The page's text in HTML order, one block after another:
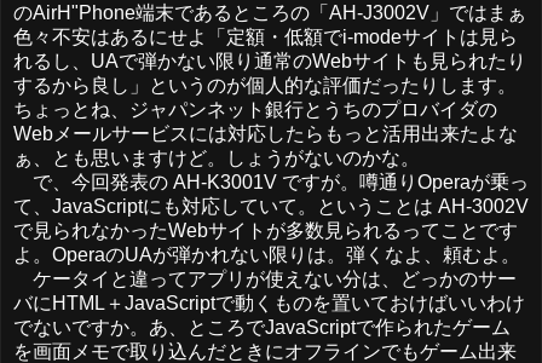
のAirH"Phone端末であるところの「AH-J3002V」ではまぁ
色々不安はあるにせよ「定額・低額でi-modeサイトは見ら
れるし、UAで弾かない限り通常のWebサイトも見られたり
するから良し」というのが個人的な評価だったりします。
ちょっとね、ジャパンネット銀行とうちのプロバイダの
Webメールサービスには対応したらもっと活用出来たよな
ぁ、とも思いますけど。しょうがないのかな。
で、今回発表の AH-K3001V ですが。噂通りOperaが乗っ
て、JavaScriptにも対応していて。ということは AH-3002V
で見られなかったWebサイトが多数見られるってことです
よ。OperaのUAが弾かれない限りは。弾くなよ、頼むよ。
ケータイと違ってアプリが使えない分は、どっかのサー
バにHTML＋JavaScriptで動くものを置いておけばいいわけ
でないですか。あ、ところでJavaScriptで作られたゲーム
を画面メモで取り込んだときにオフラインでもゲーム出来